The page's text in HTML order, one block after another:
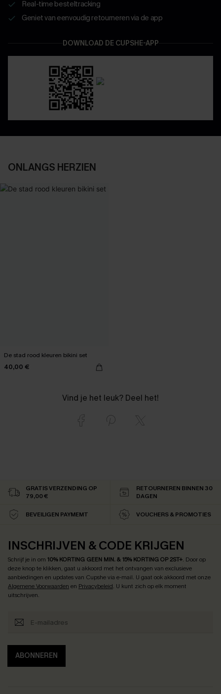
Real-time besteltracking
Geniet van eenvoudig retourneren via de app
DOWNLOAD DE CUPSHE-APP
ONLANGS HERZIEN
De stad rood kleuren bikini set
40,00 €
Vind je het leuk? Deel het!
GRATIS VERZENDING OP
79,00 €
RETOURNEREN BINNEN 30
DAGEN
BEVEILIGEN PAYMEMT VOUCHERS & PROMOTIES
INSCHRIJVEN & CODE KRIJGEN
Schrijf je in om 10% KORTING GEEN MIN. & 15% KORTING OP 2ST+. Door op
deze knop te klikken, gaat u akkoord met het ontvangen van exclusieve
aanbiedingen en updates van Cupshe via e-mail. U gaat ook akkoord met onze
Algemene Voorwaarden en Privacybeleid. U kunt zich op elk moment
uitschrijven.
ABONNEREN